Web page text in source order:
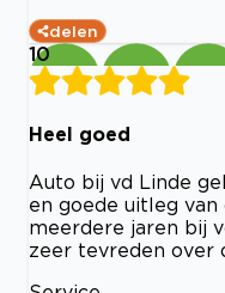
delen
10
Heel goed
Auto bij vd Linde
en goede uitleg van
meerdere jaren bij
zeer tevreden over